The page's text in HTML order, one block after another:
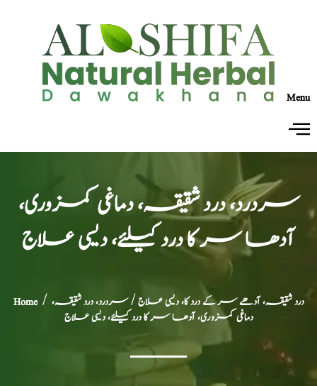
Menu
سردرد، درد شقیقہ، دماغی کمزوری،
آدھا سر کا درد کیلئے، دیسی علاج
Home/ درد شقیقہ، آدھے سر کے درد کا، دیسی علاج/ سردرد، درد شقیقہ،
دماغی کمزوری، آدھا سر کا درد کیلئے، دیسی علاج